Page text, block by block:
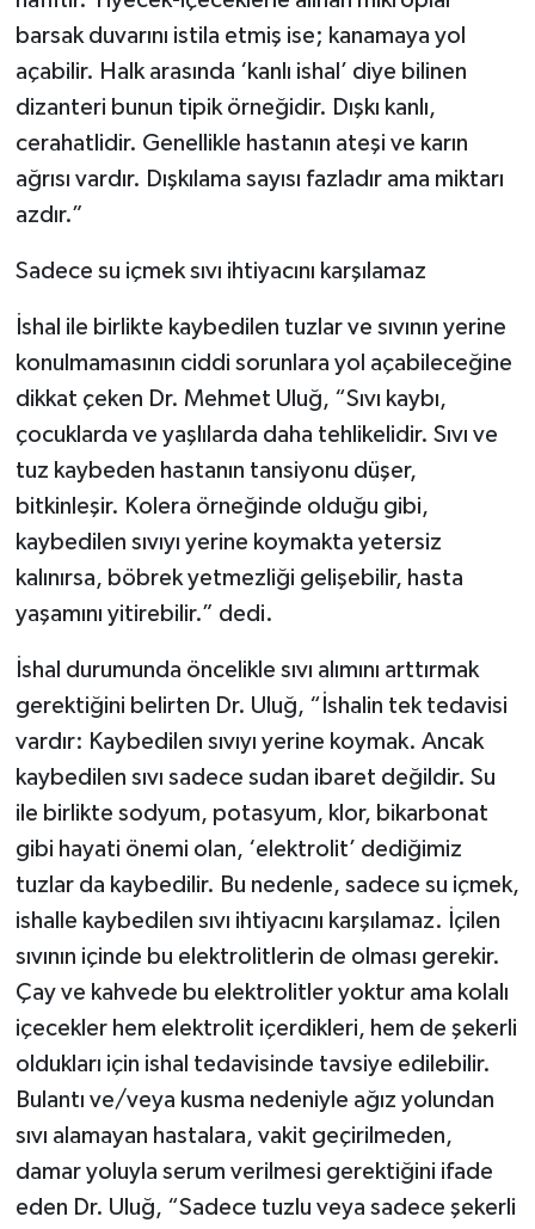
barsak duvarını istila etmiş ise; kanamaya yol
açabilir. Halk arasında ‘kanlı ishal’ diye bilinen
dizanteri bunun tipik örneğidir. Dışkı kanlı,
cerahatlidir. Genellikle hastanın ateşi ve karın
ağrısı vardır. Dışkılama sayısı fazladır ama miktarı
azdır.”
Sadece su içmek sıvı ihtiyacını karşılamaz
İshal ile birlikte kaybedilen tuzlar ve sıvının yerine
konulmamasının ciddi sorunlara yol açabileceğine
dikkat çeken Dr. Mehmet Uluğ, “Sıvı kaybı,
çocuklarda ve yaşlılarda daha tehlikelidir. Sıvı ve
tuz kaybeden hastanın tansiyonu düşer,
bitkinleşir. Kolera örneğinde olduğu gibi,
kaybedilen sıvıyı yerine koymakta yetersiz
kalınırsa, böbrek yetmezliği gelişebilir, hasta
yaşamını yitirebilir.” dedi.
İshal durumunda öncelikle sıvı alımını arttırmak
gerektiğini belirten Dr. Uluğ, “İshalin tek tedavisi
vardır: Kaybedilen sıvıyı yerine koymak. Ancak
kaybedilen sıvı sadece sudan ibaret değildir. Su
ile birlikte sodyum, potasyum, klor, bikarbonat
gibi hayati önemi olan, ‘elektrolit’ dediğimiz
tuzlar da kaybedilir. Bu nedenle, sadece su içmek,
ishalle kaybedilen sıvı ihtiyacını karşılamaz. İçilen
sıvının içinde bu elektrolitlerin de olması gerekir.
Çay ve kahvede bu elektrolitler yoktur ama kolalı
içecekler hem elektrolit içerdikleri, hem de şekerli
oldukları için ishal tedavisinde tavsiye edilebilir.
Bulantı ve/veya kusma nedeniyle ağız yolundan
sıvı alamayan hastalara, vakit geçirilmeden,
damar yoluyla serum verilmesi gerektiğini ifade
eden Dr. Uluğ, “Sadece tuzlu veya sadece şekerli